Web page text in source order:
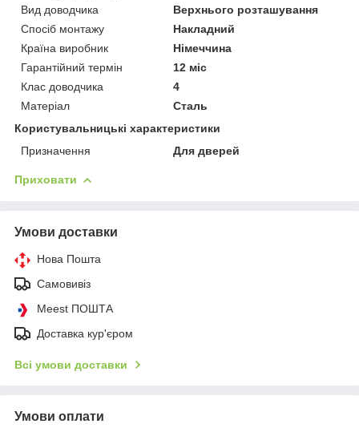
Вид доводчика
Верхнього розташування
Спосіб монтажу
Накладний
Країна виробник
Німеччина
Гарантійний термін
12 міс
Клас доводчика
4
Матеріал
Сталь
Користувальницькі характеристики
Призначення
Для дверей
Приховати
Умови доставки
Нова Пошта
Самовивіз
Meest ПОШТА
Доставка кур'єром
Всі умови доставки
Умови оплати